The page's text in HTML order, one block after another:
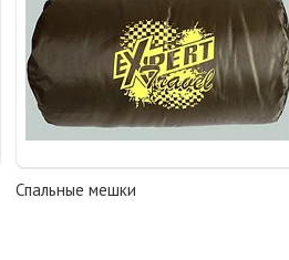
Спальные мешки